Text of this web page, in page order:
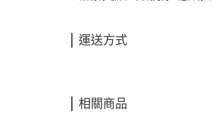
運送方式
相關商品